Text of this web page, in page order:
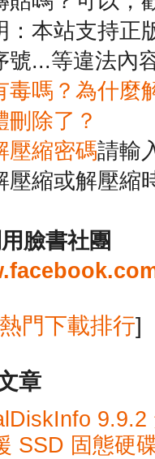
：本站支持正
號...等違法內
毒嗎？為什麼
除了？
壓縮密碼請輸
壓縮或解壓縮
臉書社團
門下載排行]
章
9.9.2
SSD 固態硬